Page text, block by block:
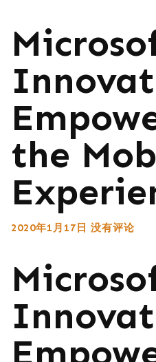
the
2020年1月17日 没有评论